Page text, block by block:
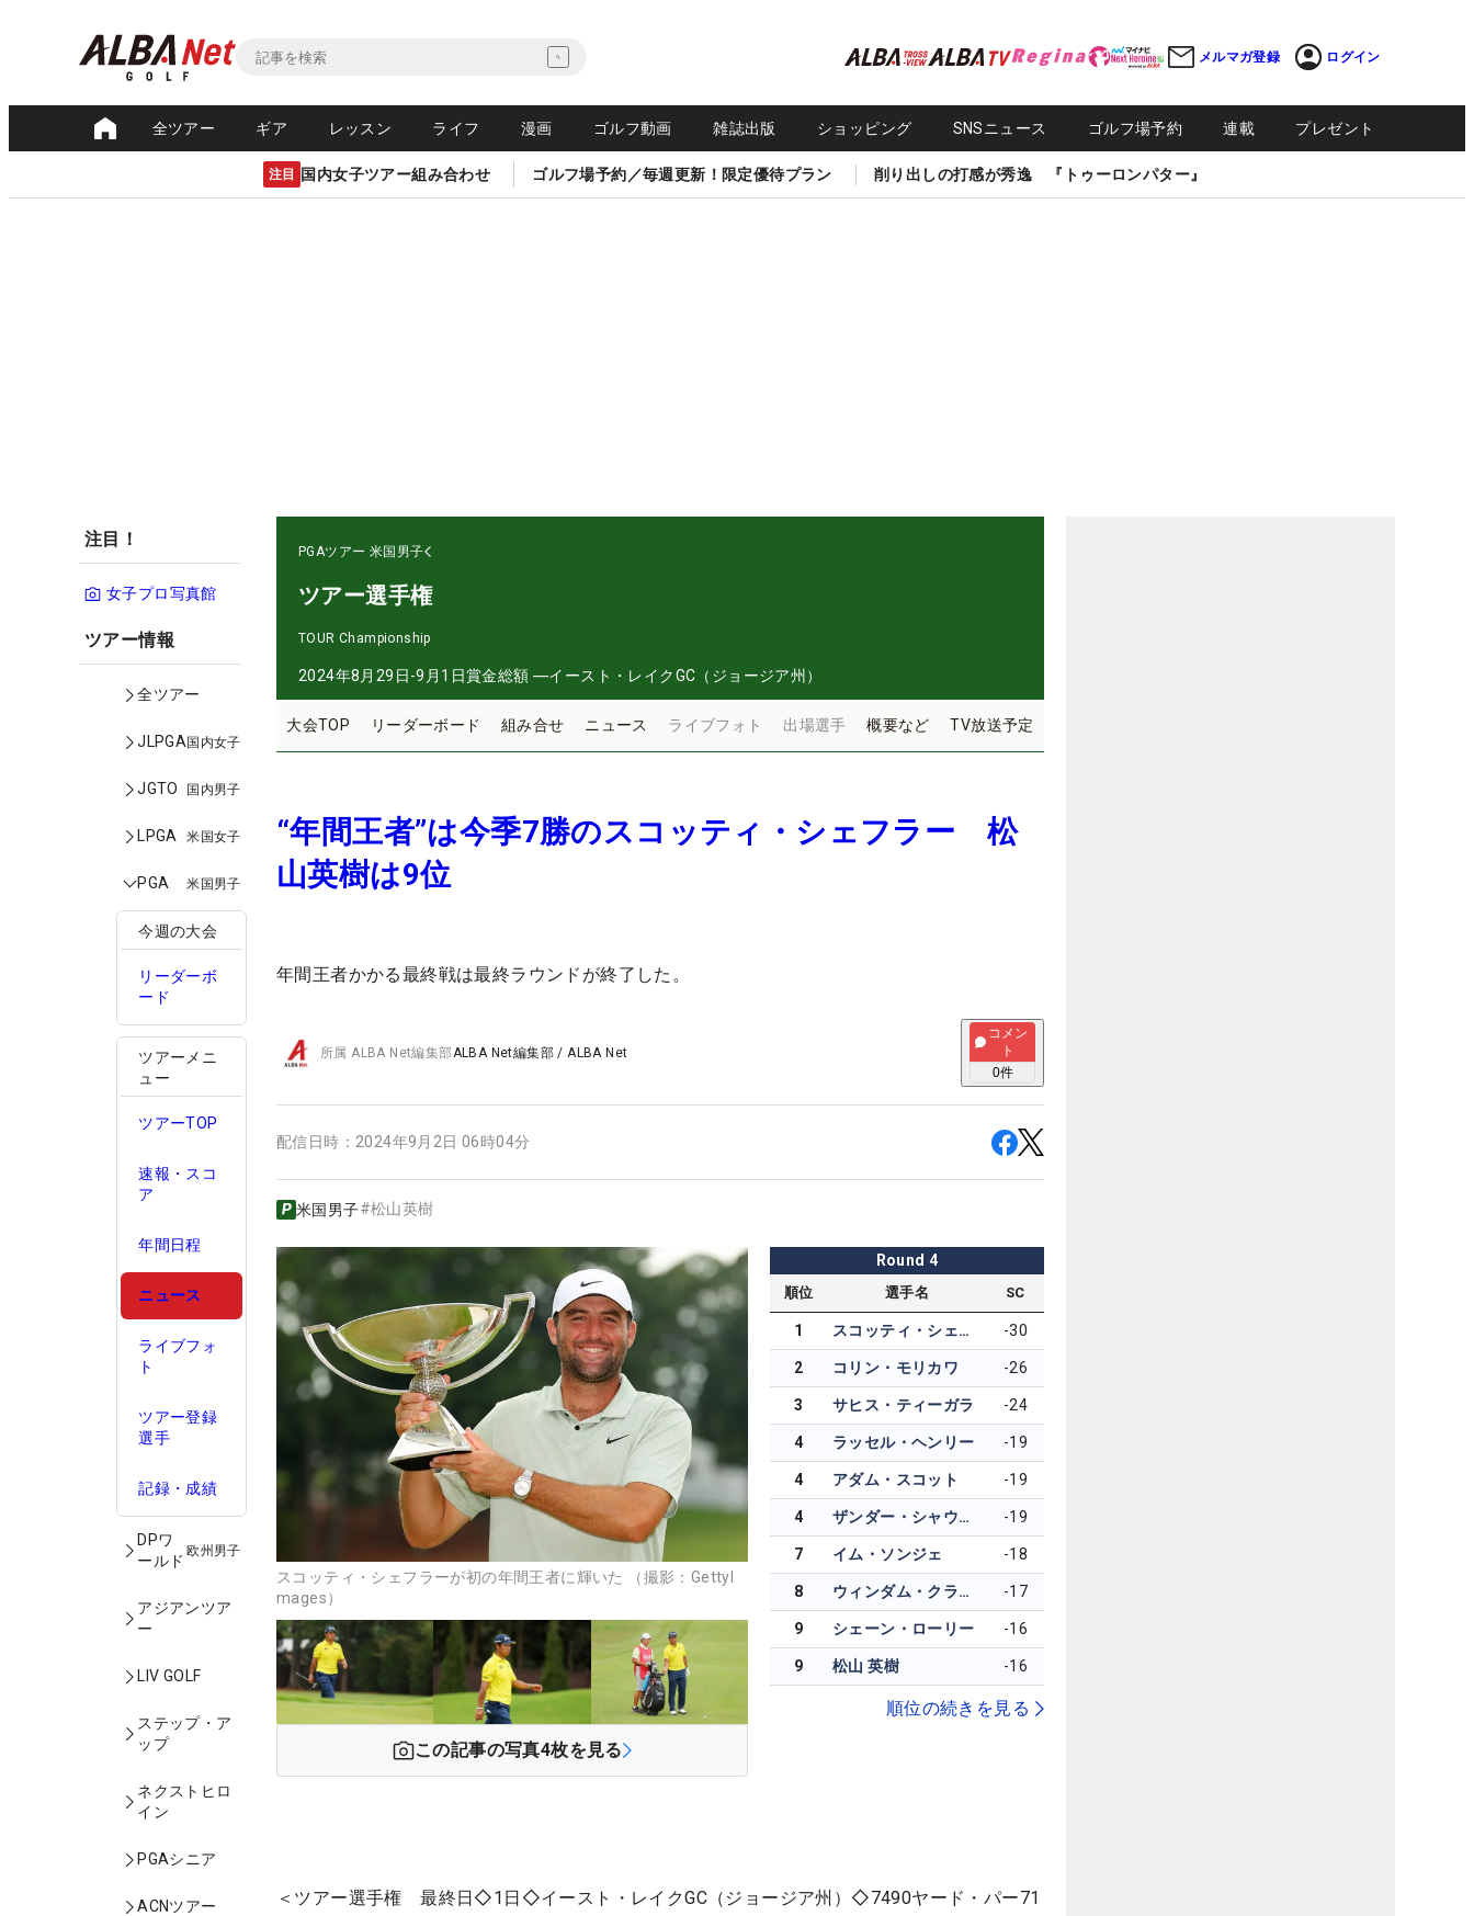
メルマガ登録 ログイン
全ツアー ギア レッスン ライフ 漫画 ゴルフ動画 雑誌出版 ショッピング SNSニュース ゴルフ場予約 連載 プレゼント
注目 国内女子ツアー組み合わせ ゴルフ場予約／毎週更新！限定優待プラン 削り出しの打感が秀逸 『トゥーロンパター』
注目！
女子プロ写真館
ツアー情報
全ツアー
JLPGA国内女子
JGTO 国内男子
LPGA 米国女子
PGA 米国男子
今週の大会
リーダーボ
ード
ツアーメニ
ュー
ツアーTOP
速報・スコ
ア
年間日程
ニュース
ライブフォ
ト
ツアー登録
選手
記録・成績
DPワ
ールド
欧州男子
アジアンツア
ー
LIV GOLF
ステップ・ア
ップ
ネクストヒロ
イン
PGAシニア
ACNツアー
PGAツアー 米国男子
ツアー選手権
TOUR Championship
2024年8月29日-9月1日賞金総額 ―イースト・レイクGC（ジョージア州）
大会TOP リーダーボード 組み合せ ニュース ライブフォト 出場選手 概要など TV放送予定
“年間王者”は今季7勝のスコッティ・シェフラー 松
山英樹は9位
年間王者かかる最終戦は最終ラウンドが終了した。
所属ALBA Net編集部ALBA Net編集部 /ALBA Net
コメン
ト
0件
配信日時： 2024年9月2日 06時04分
米国男子#松山英樹
スコッティ・シェフラーが初の年間王者に輝いた （撮影：GettyI
mages）
この記事の写真4枚を見る
Round 4
順位 選手名 SC
1 スコッティ・シェフラー -30
2 コリン・モリカワ -26
3 サヒス・ティーガラ -24
4 ラッセル・ヘンリー -19
4 アダム・スコット -19
4 ザンダー・シャウフェレ -19
7 イム・ソンジェ -18
8 ウィンダム・クラーク -17
9 シェーン・ローリー -16
9 松山 英樹 -16
順位の続きを見る
＜ツアー選手権 最終日◇1日◇イースト・レイクGC（ジョージア州）◇7490ヤード・パー71